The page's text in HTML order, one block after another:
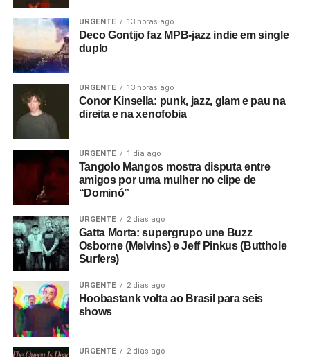
URGENTE 13 horas ago
Deco Gontijo faz MPB-jazz indie em single
duplo
URGENTE 13 horas ago
Conor Kinsella: punk, jazz, glam e pau na
direita e na xenofobia
URGENTE 1 dia ago
Tangolo Mangos mostra disputa entre
amigos por uma mulher no clipe de
“Dominó”
URGENTE 2 dias ago
Gatta Morta: supergrupo une Buzz
Osborne (Melvins) e Jeff Pinkus (Butthole
Surfers)
URGENTE 2 dias ago
Hoobastank volta ao Brasil para seis
shows
URGENTE 2 dias ago